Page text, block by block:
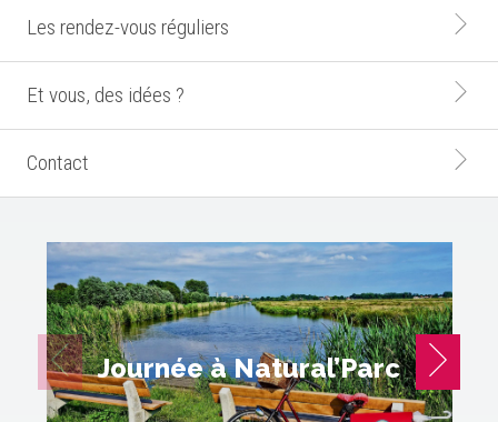
Les rendez-vous réguliers
Et vous, des idées ?
Contact
Journée à Natural’Parc